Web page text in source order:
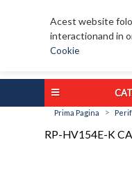
Acest website
interactionand in
Cookie
Prima Pagina >
RP-HV154E-K